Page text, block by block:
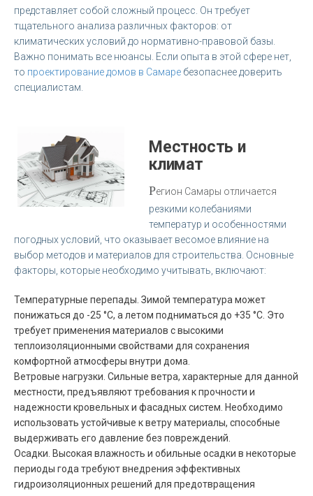
представляет собой сложный процесс. Он требует
тщательного анализа различных факторов: от
климатических условий до нормативно-правовой базы.
Важно понимать все нюансы. Если опыта в этой сфере нет,
то проектирование домов в Самаре безопаснее доверить
специалистам.
Местность и
климат
Регион Самары отличается
резкими колебаниями
температур и особенностями
погодных условий, что оказывает весомое влияние на
выбор методов и материалов для строительства. Основные
факторы, которые необходимо учитывать, включают:
Температурные перепады. Зимой температура может
понижаться до -25 °C, а летом подниматься до +35 °C. Это
требует применения материалов с высокими
теплоизоляционными свойствами для сохранения
комфортной атмосферы внутри дома.
Ветровые нагрузки. Сильные ветра, характерные для данной
местности, предъявляют требования к прочности и
надежности кровельных и фасадных систем. Необходимо
использовать устойчивые к ветру материалы, способные
выдерживать его давление без повреждений.
Осадки. Высокая влажность и обильные осадки в некоторые
периоды года требуют внедрения эффективных
гидроизоляционных решений для предотвращения